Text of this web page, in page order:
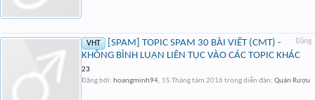
Đăng
VHT
[SPAM] TOPIC SPAM 30 BÀI VIẾT (CMT) -
KHÔNG BÌNH LUẬN LIÊN TỤC VÀO CÁC TOPIC KHÁC
23
Đăng bởi: hoangminh94, 15 Tháng tám 2016 trong diễn đàn: Quán Rượu